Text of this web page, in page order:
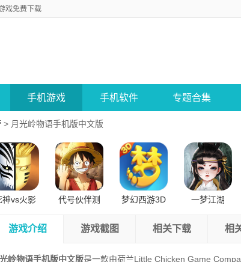
戏免费下载
手机游戏 手机软件 专题合集
> 月光岭物语手机版中文版
神vs火影
代号伙伴测
梦幻西游3D
一梦江湖
游戏介绍 游戏截图 相关下载 相
岭物语手机版中文版是一款由荷兰Little Chicken Game